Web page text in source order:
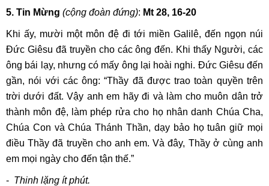
5. Tin Mừng (cộng đoàn đứng): Mt 28, 16-20
Khi ấy, mười một môn đệ đi tới miền Galilê, đến ngọn núi
Đức Giêsu đã truyền cho các ông đến. Khi thấy Người, các
ông bái lạy, nhưng có mấy ông lại hoài nghi. Đức Giêsu đến
gần, nói với các ông: “Thầy đã được trao toàn quyền trên
trời dưới đất. Vậy anh em hãy đi và làm cho muôn dân trở
thành môn đệ, làm phép rửa cho họ nhân danh Chúa Cha,
Chúa Con và Chúa Thánh Thần, dạy bảo họ tuân giữ mọi
điều Thầy đã truyền cho anh em. Và đây, Thầy ở cùng anh
em mọi ngày cho đến tận thế.”
- Thinh lặng ít phút.